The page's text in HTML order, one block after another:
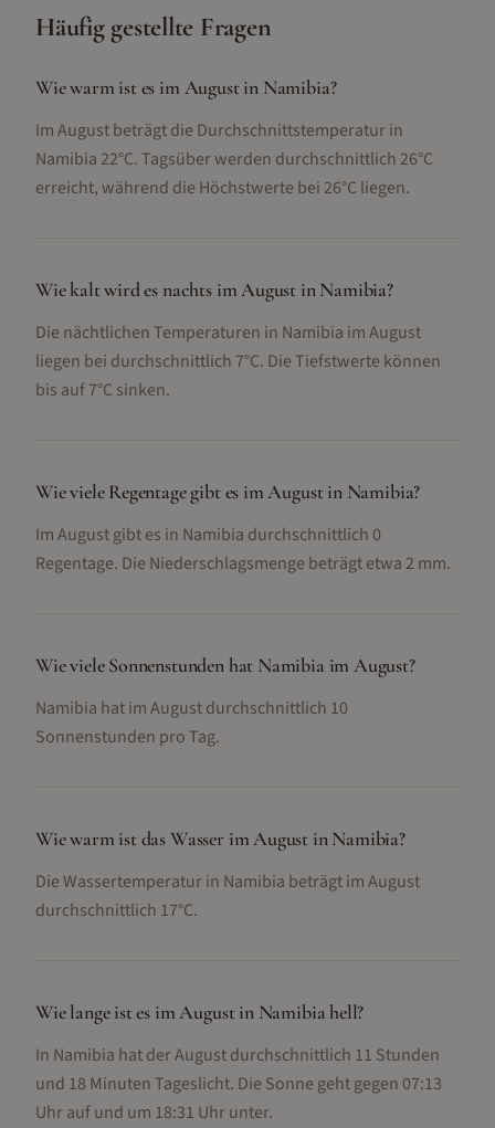
Häufig gestellte Fragen
Wie warm ist es im August in Namibia?
Im August beträgt die Durchschnittstemperatur in
Namibia 22°C. Tagsüber werden durchschnittlich 26°C
erreicht, während die Höchstwerte bei 26°C liegen.
Wie kalt wird es nachts im August in Namibia?
Die nächtlichen Temperaturen in Namibia im August
liegen bei durchschnittlich 7°C. Die Tiefstwerte können
bis auf 7°C sinken.
Wie viele Regentage gibt es im August in Namibia?
Im August gibt es in Namibia durchschnittlich 0
Regentage. Die Niederschlagsmenge beträgt etwa 2 mm.
Wie viele Sonnenstunden hat Namibia im August?
Namibia hat im August durchschnittlich 10
Sonnenstunden pro Tag.
Wie warm ist das Wasser im August in Namibia?
Die Wassertemperatur in Namibia beträgt im August
durchschnittlich 17°C.
Wie lange ist es im August in Namibia hell?
In Namibia hat der August durchschnittlich 11 Stunden
und 18 Minuten Tageslicht. Die Sonne geht gegen 07:13
Uhr auf und um 18:31 Uhr unter.